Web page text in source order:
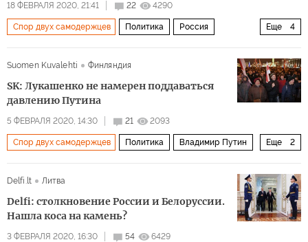
18 ФЕВРАЛЯ 2020, 21:41 22 4290
Еще 4
Спор двух самодержцев Политика Россия
Suomen Kuvalehti Финляндия
SK: Лукашенко не намерен поддаваться
давлению Путина
5 ФЕВРАЛЯ 2020, 14:30 21 2093
Еще 2
Спор двух самодержцев Политика Владимир Путин
Delfi.lt
Литва
Delfi: столкновение России и Белоруссии.
Нашла коса на камень?
3 ФЕВРАЛЯ 2020, 16:30 54 6429